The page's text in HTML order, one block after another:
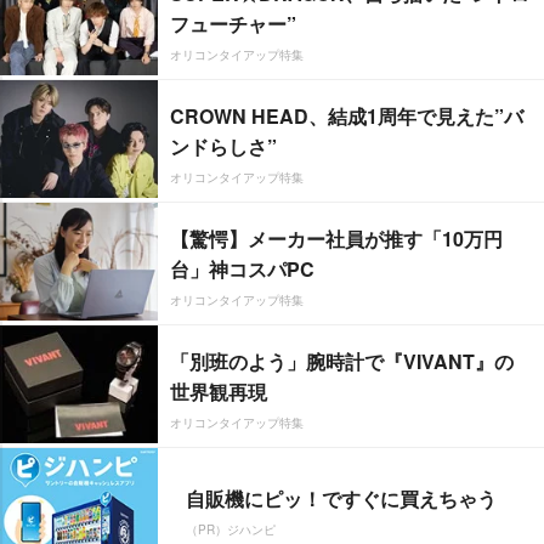
フューチャー”
オリコンタイアップ特集
CROWN HEAD、結成1周年で見えた”バ
ンドらしさ”
オリコンタイアップ特集
【驚愕】メーカー社員が推す「10万円
台」神コスパPC
オリコンタイアップ特集
「別班のよう」腕時計で『VIVANT』の
世界観再現
オリコンタイアップ特集
自販機にピッ！ですぐに買えちゃう
（PR）ジハンピ